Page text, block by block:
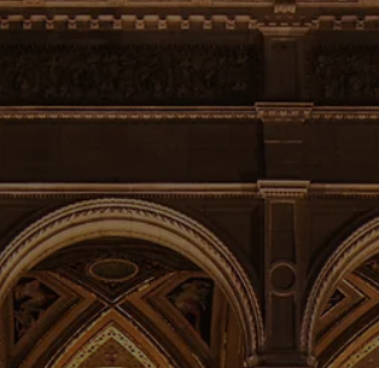
Suchergebnisse auf Karte